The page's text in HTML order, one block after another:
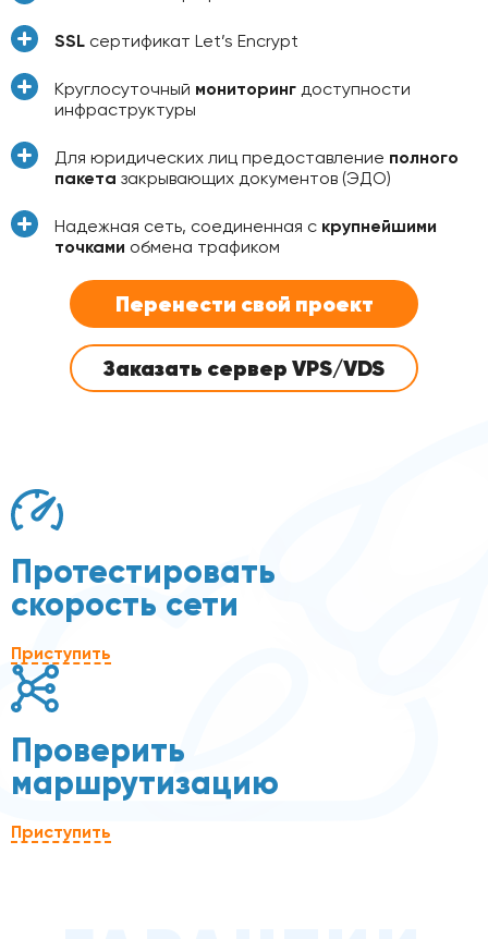
SSL сертификат Let’s Encrypt
Круглосуточный мониторинг доступности
инфраструктуры
Для юридических лиц предоставление полного
пакета закрывающих документов (ЭДО)
Надежная сеть, соединенная с крупнейшими
точками обмена трафиком
Перенести свой проект
Заказать сервер VPS/VDS
Протестировать
скорость сети
Приступить
Проверить
маршрутизацию
Приступить